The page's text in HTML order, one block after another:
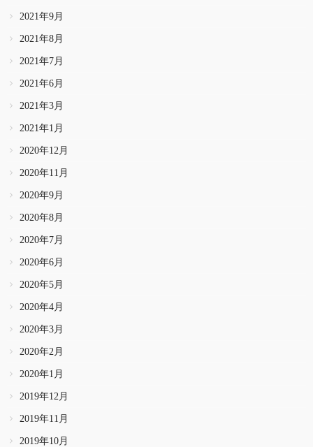
2021年9月
2021年8月
2021年7月
2021年6月
2021年3月
2021年1月
2020年12月
2020年11月
2020年9月
2020年8月
2020年7月
2020年6月
2020年5月
2020年4月
2020年3月
2020年2月
2020年1月
2019年12月
2019年11月
2019年10月